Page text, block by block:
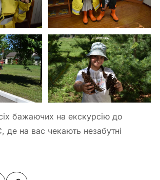
бажаючих на екскурсію до
де на вас чекають незабутні